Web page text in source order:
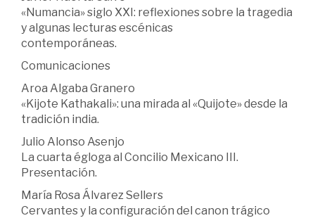
«Numancia» siglo XXI: reflexiones sobre la tragedia
y algunas lecturas escénicas
contemporáneas.
Comunicaciones
Aroa Algaba Granero
«Kijote Kathakali»: una mirada al «Quijote» desde la
tradición india.
Julio Alonso Asenjo
La cuarta égloga al Concilio Mexicano III.
Presentación.
María Rosa Álvarez Sellers
Cervantes y la configuración del canon trágico